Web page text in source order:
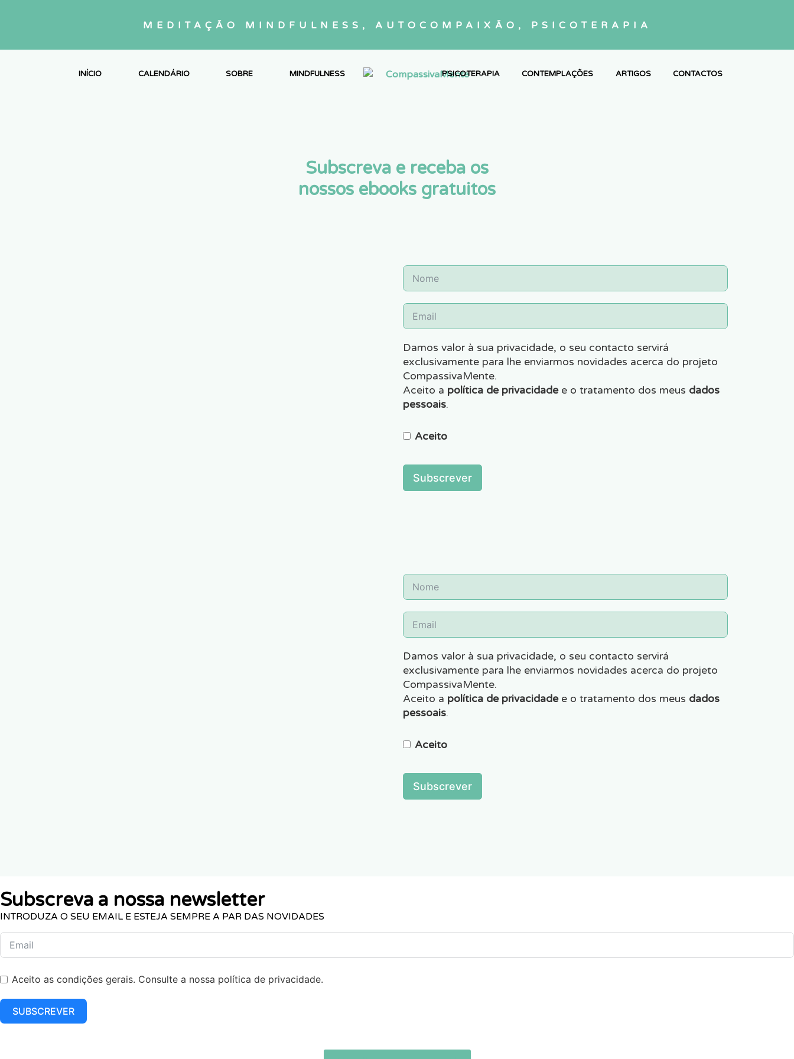
MEDITAÇÃO MINDFULNESS, AUTOCOMPAIXÃO, PSICOTERAPIA
INÍCIO CALENDÁRIO SOBRE MINDFULNESS PSICOTERAPIA CONTEMPLAÇÕES ARTIGOS CONTACTOS
Subscreva e receba os
nossos ebooks gratuitos
Damos valor à sua privacidade, o seu contacto servirá
exclusivamente para lhe enviarmos novidades acerca do projeto
CompassivaMente.
Aceito a política de privacidadee o tratamento dos meus dados
pessoais.
Aceito
Subscrever
Damos valor à sua privacidade, o seu contacto servirá
exclusivamente para lhe enviarmos novidades acerca do projeto
CompassivaMente.
Aceito a política de privacidadee o tratamento dos meus dados
pessoais.
Aceito
Subscrever
Subscreva a nossa newsletter
INTRODUZA O SEU EMAIL E ESTEJA SEMPRE A PAR DAS NOVIDADES
Aceito as condições gerais. Consulte a nossa política de privacidade.
SUBSCREVER